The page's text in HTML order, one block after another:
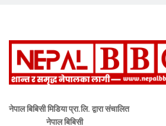
नेपाल बिबिसी मिडिया प्रा.लि. द्वारा संचालित
नेपाल बिबिसी